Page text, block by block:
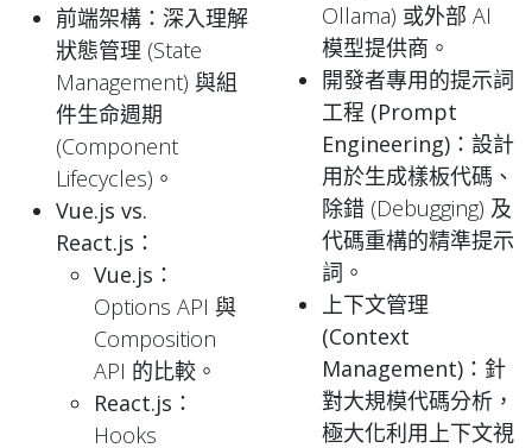
前端架構 ：深入理解
狀態管理 (State
Management) 與組
件生命週期
(Component
Lifecycles)。
Vue.js vs.
React.js ：
Vue.js ：
Options API 與
Composition
API 的比較。
React.js ：
Hooks
Ollama) 或外部 AI
模型提供商。
開發者專用的提示詞
工程 (Prompt
Engineering) ：設計
用於生成樣板代碼、
除錯 (Debugging) 及
代碼重構的精準提示
詞。
上下文管理
(Context
Management) ：針
對大規模代碼分析，
極大化利用上下文視